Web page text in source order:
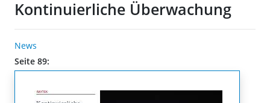
Kontinuierliche Überwachung
News
Seite 89: